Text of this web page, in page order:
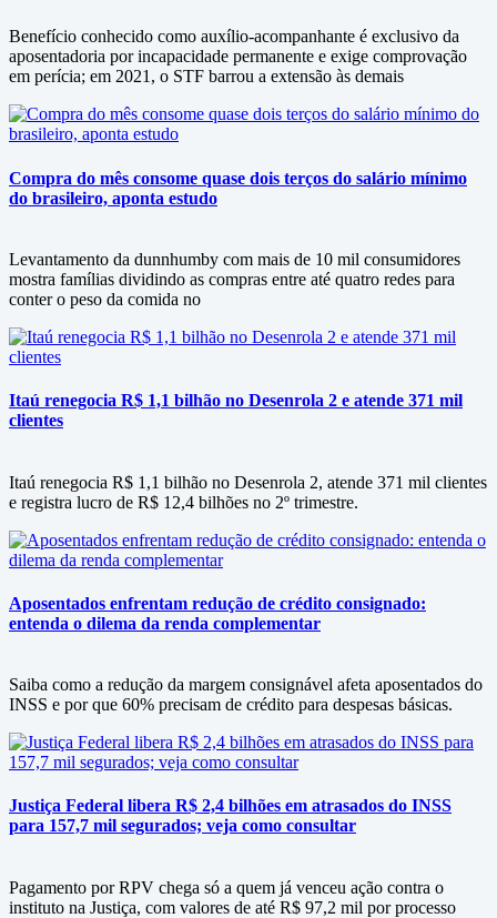
Benefício conhecido como auxílio-acompanhante é exclusivo da
aposentadoria por incapacidade permanente e exige comprovação
em perícia; em 2021, o STF barrou a extensão às demais
Compra do mês consome quase dois terços do salário mínimo
do brasileiro, aponta estudo
Levantamento da dunnhumby com mais de 10 mil consumidores
mostra famílias dividindo as compras entre até quatro redes para
conter o peso da comida no
Itaú renegocia R$ 1,1 bilhão no Desenrola 2 e atende 371 mil
clientes
Itaú renegocia R$ 1,1 bilhão no Desenrola 2, atende 371 mil clientes
e registra lucro de R$ 12,4 bilhões no 2º trimestre.
Aposentados enfrentam redução de crédito consignado:
entenda o dilema da renda complementar
Saiba como a redução da margem consignável afeta aposentados do
INSS e por que 60% precisam de crédito para despesas básicas.
Justiça Federal libera R$ 2,4 bilhões em atrasados do INSS
para 157,7 mil segurados; veja como consultar
Pagamento por RPV chega só a quem já venceu ação contra o
instituto na Justiça, com valores de até R$ 97,2 mil por processo